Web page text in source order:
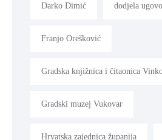
Darko Dimić dodjela
Franjo Orešković
Gradska knjižnica i čitaonica
Gradski muzej Vukovar
Hrvatska zajednica županija